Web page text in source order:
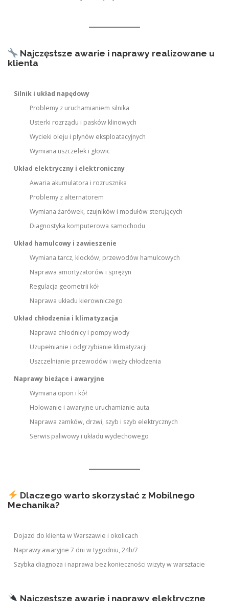
Najczęstsze awarie i naprawy realizowane u
klienta
Silnik i układ napędowy
Problemy z uruchamianiem silnika
Usterki rozrządu i pasków klinowych
Wycieki oleju i płynów eksploatacyjnych
Wymiana uszczelek i głowic
Układ elektryczny i elektroniczny
Awaria akumulatora i rozrusznika
Problemy z alternatorem
Wymiana żarówek, czujników i modułów sterujących
Diagnostyka komputerowa samochodu
Układ hamulcowy i zawieszenie
Wymiana tarcz, klocków, przewodów hamulcowych
Naprawa amortyzatorów i sprężyn
Regulacja geometrii kół
Naprawa układu kierowniczego
Układ chłodzenia i klimatyzacja
Naprawa chłodnicy i pompy wody
Uzupełnianie i odgrzybianie klimatyzacji
Uszczelnianie przewodów i węży chłodzenia
Naprawy bieżące i awaryjne
Wymiana opon i kół
Holowanie i awaryjne uruchamianie auta
Naprawa zamków, drzwi, szyb i szyb elektrycznych
Serwis paliwowy i układu wydechowego
Dlaczego warto skorzystać z Mobilnego
Mechanika?
Dojazd do klienta w Warszawie i okolicach
Naprawy awaryjne 7 dni w tygodniu, 24h/7
Szybka diagnoza i naprawa bez konieczności wizyty w warsztacie
Najczęstsze awarie i naprawy elektryczne